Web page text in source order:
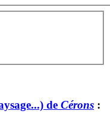
de Cérons :